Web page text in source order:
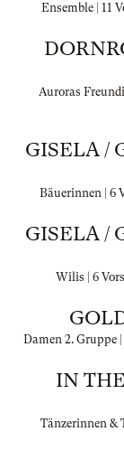
Ensemble | 11
Auroras
GISELA /
Bäuerinnen | 6
GISELA /
Wilis | 6
Damen 2. Gruppe
IN
Tänzerinnen &